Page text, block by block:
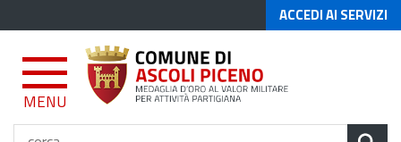
ACCEDI AI SERVIZI
MENU